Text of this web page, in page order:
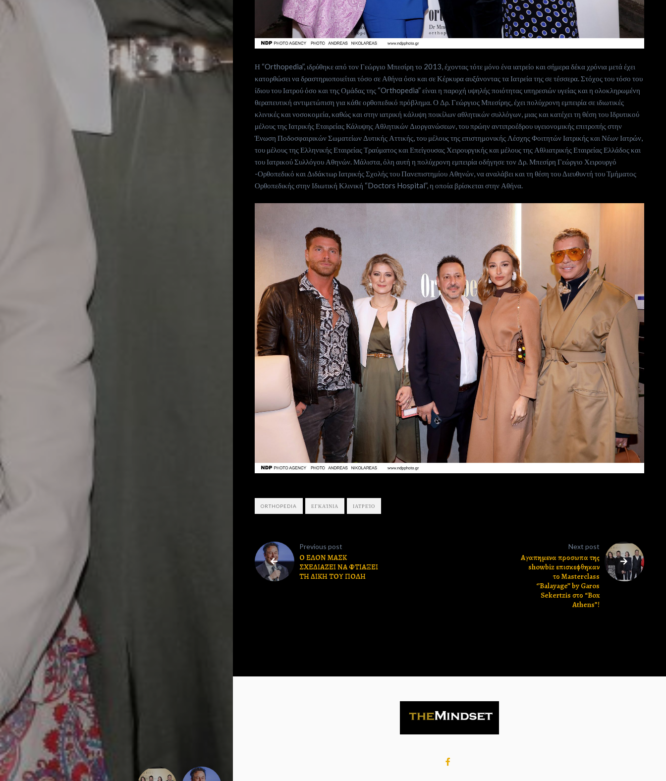
Subscribe
Search
Η “Orthopedia”, ιδρύθηκε από τον Γεώργιο Μπεσίρη το 2013, έχοντας τότε μόνο ένα ιατρείο και σήμερα δέκα χρόνια μετά έχει
κατορθώσει να δραστηριοποιείται τόσο σε Αθήνα όσο και σε Κέρκυρα αυξάνοντας τα Ιατρεία της σε τέσσερα. Στόχος του τόσο του
ίδιου του Ιατρού όσο και της Ομάδας της “Orthopedia” είναι η παροχή υψηλής ποιότητας υπηρεσιών υγείας και η ολοκληρωμένη
θεραπευτική αντιμετώπιση για κάθε ορθοπεδικό πρόβλημα. Ο Δρ. Γεώργιος Μπεσίρης, έχει πολύχρονη εμπειρία σε ιδιωτικές
κλινικές και νοσοκομεία, καθώς και στην ιατρική κάλυψη ποικίλων αθλητικών συλλόγων, μιας και κατέχει τη θέση του Ιδρυτικού
μέλους της Ιατρικής Εταιρείας Κάλυψης Αθλητικών Διοργανώσεων, του πρώην αντιπροέδρου υγειονομικής επιτροπής στην
Ένωση Ποδοσφαιρικών Σωματείων Δυτικής Αττικής, του μέλους της επιστημονικής Λέσχης Φοιτητών Ιατρικής και Νέων Ιατρών,
του μέλους της Ελληνικής Εταιρείας Τραύματος και Επείγουσας Χειρουργικής και μέλους της Αθλιατρικής Εταιρείας Ελλάδος και
του Ιατρικού Συλλόγου Αθηνών. Μάλιστα, όλη αυτή η πολύχρονη εμπειρία οδήγησε τον Δρ. Μπεσίρη Γεώργιο Χειρουργό
-Ορθοπεδικό και Διδάκτωρ Ιατρικής Σχολής του Πανεπιστημίου Αθηνών, να αναλάβει και τη θέση του Διευθυντή του Τμήματος
Ορθοπεδικής στην Ιδιωτική Κλινική “Doctors Hospital”, η οποία βρίσκεται στην Αθήνα.
ORTHOPEDIA ΕΓΚΑΊΝΙΑ ΙΑΤΡΕΊΟ
Previous post
Ο ΕΛΟΝ ΜΑΣΚ
ΣΧΕΔΙΑΖΕΙ ΝΑ ΦΤΙΑΞΕΙ
ΤΗ ΔΙΚΗ ΤΟΥ ΠΟΛΗ
Next post
Αγαπημενα προσωπα της
showbiz επισκεφθηκαν
το Μasterclass
‘’Balayage’’ by Garos
Sekertzis στο “Box
Athens”!